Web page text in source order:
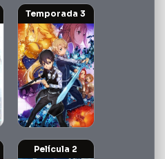
Temporada 3
Película 2